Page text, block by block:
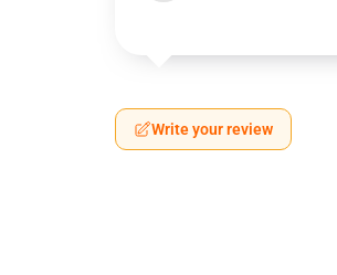
Write your review